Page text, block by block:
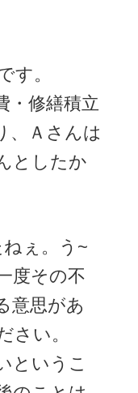
す。
・修繕積立
、Ａさんは
としたか
ぇ。う~
度その不
意思があ
さい。
というこ